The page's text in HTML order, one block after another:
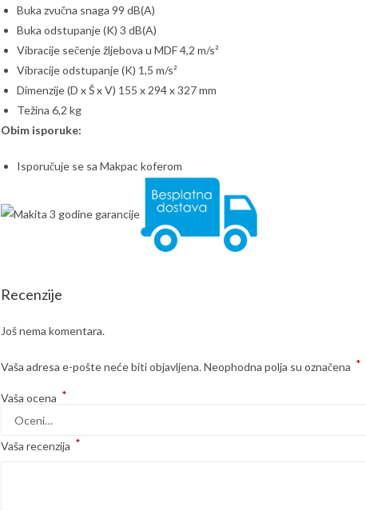
Buka zvučna snaga 99 dB(A)
Buka odstupanje (K) 3 dB(A)
Vibracije sečenje žljebova u MDF 4,2 m/s²
Vibracije odstupanje (K) 1,5 m/s²
Dimenzije (D x Š x V) 155 x 294 x 327 mm
Težina 6,2 kg
Obim isporuke:
Isporučuje se sa Makpac koferom
Recenzije
Još nema komentara.
Vaša adresa e-pošte neće biti objavljena.Neophodna polja su označena *
Vaša ocena *
Vaša recenzija *